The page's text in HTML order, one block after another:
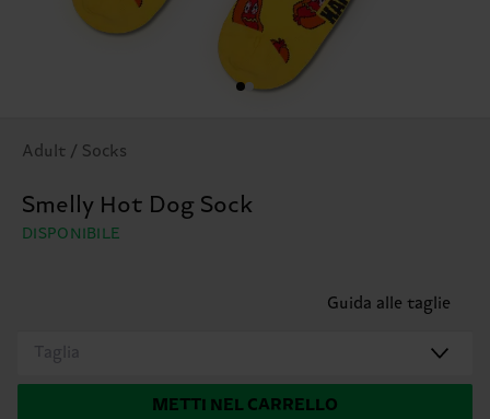
Adult / Socks
Smelly Hot Dog Sock
DISPONIBILE
Guida alle taglie
Taglia
METTI NEL CARRELLO